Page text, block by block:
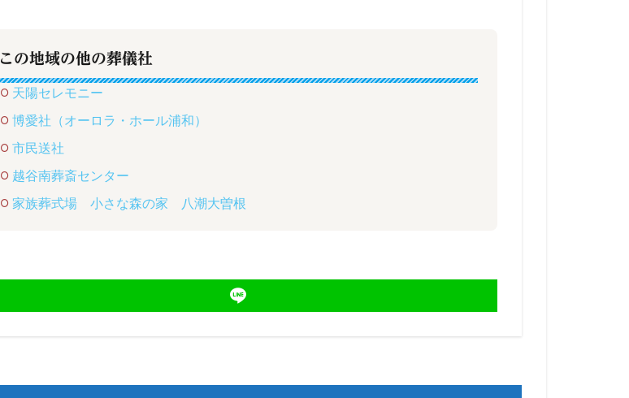
この地域の他の葬儀社
天陽セレモニー
博愛社（オーロラ・ホール浦和）
市民送社
越谷南葬斎センター
家族葬式場 小さな森の家 八潮大曽根